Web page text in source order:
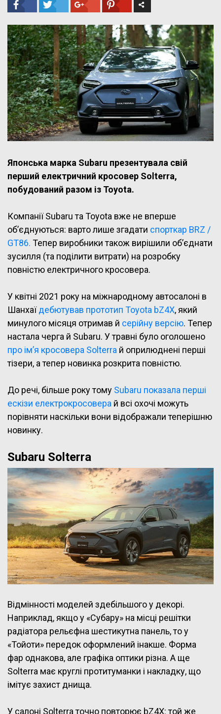
Японська марка Subaru презентувала свій
перший електричний кросовер Solterra,
побудований разом із Toyota.
Компанії Subaru та Toyota вже не вперше
об’єднуються: варто лише згадати спорткар BRZ /
GT86. Тепер виробники також вирішили об’єднати
зусилля (та поділити витрати) на розробку
повністю електричного кросовера.
У квітні 2021 року на міжнародному автосалоні в
Шанхаїдебютував прототип Toyota bZ4X, який
минулого місяця отримав й серійну версію. Тепер
настала черга й Subaru. У травні було оголошено
про ім’я кросовера Solterra й оприлюднені перші
тізери, а тепер новинка розкрита повністю.
До речі, більше року тому Subaru показала перші
ескізи електрокросовера й всі охочі можуть
порівняти наскільки вони відображали теперішню
новинку.
Subaru Solterra
Відмінності моделей здебільшого у декорі.
Наприклад, якщо у «Субару» на місці решітки
радіатора рельєфна шестикутна панель, то у
«Тойоти» передок оформлений інакше. Форма
фар однакова, але графіка оптики різна. А ще
Solterra має круглі протитуманки і накладку, що
імітує захист днища.
У салоні Solterra точно повторює bZ4X: той же